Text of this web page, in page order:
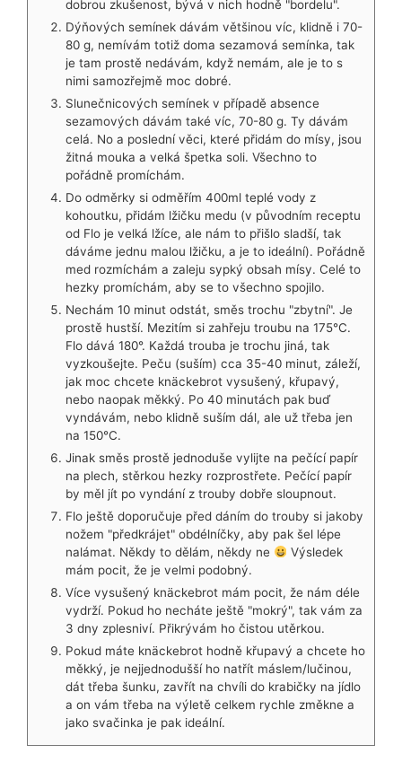
dobrou zkušenost, bývá v nich hodně "bordelu".
Dýňových semínek dávám většinou víc, klidně i 70-
80 g, nemívám totiž doma sezamová semínka, tak
je tam prostě nedávám, když nemám, ale je to s
nimi samozřejmě moc dobré.
Slunečnicových semínek v případě absence
sezamových dávám také víc, 70-80 g. Ty dávám
celá. No a poslední věci, které přidám do mísy, jsou
žitná mouka a velká špetka soli. Všechno to
pořádně promíchám.
Do odměrky si odměřím 400ml teplé vody z
kohoutku, přidám lžičku medu (v původním receptu
od Flo je velká lžíce, ale nám to přišlo sladší, tak
dáváme jednu malou lžičku, a je to ideální). Pořádně
med rozmíchám a zaleju sypký obsah mísy. Celé to
hezky promíchám, aby se to všechno spojilo.
Nechám 10 minut odstát, směs trochu "zbytní". Je
prostě hustší. Mezitím si zahřeju troubu na 175°C.
Flo dává 180°. Každá trouba je trochu jiná, tak
vyzkoušejte. Peču (suším) cca 35-40 minut, záleží,
jak moc chcete knäckebrot vysušený, křupavý,
nebo naopak měkký. Po 40 minutách pak buď
vyndávám, nebo klidně suším dál, ale už třeba jen
na 150°C.
Jinak směs prostě jednoduše vylijte na pečící papír
na plech, stěrkou hezky rozprostřete. Pečící papír
by měl jít po vyndání z trouby dobře sloupnout.
Flo ještě doporučuje před dáním do trouby si jakoby
nožem "předkrájet" obdélníčky, aby pak šel lépe
nalámat. Někdy to dělám, někdy ne
Výsledek
mám pocit, že je velmi podobný.
Více vysušený knäckebrot mám pocit, že nám déle
vydrží. Pokud ho necháte ještě "mokrý", tak vám za
3 dny zplesniví. Přikrývám ho čistou utěrkou.
Pokud máte knäckebrot hodně křupavý a chcete ho
měkký, je nejjednodušší ho natřít máslem/lučinou,
dát třeba šunku, zavřít na chvíli do krabičky na jídlo
a on vám třeba na výletě celkem rychle změkne a
jako svačinka je pak ideální.